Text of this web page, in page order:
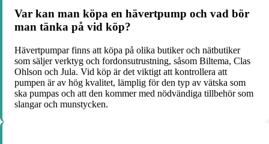
Var kan man köpa en hävertpump och vad bör
man tänka på vid köp?
Hävertpumpar finns att köpa på olika butiker och nätbutiker
som säljer verktyg och fordonsutrustning, såsom Biltema, Clas
Ohlson och Jula. Vid köp är det viktigt att kontrollera att
pumpen är av hög kvalitet, lämplig för den typ av vätska som
ska pumpas och att den kommer med nödvändiga tillbehör som
slangar och munstycken.